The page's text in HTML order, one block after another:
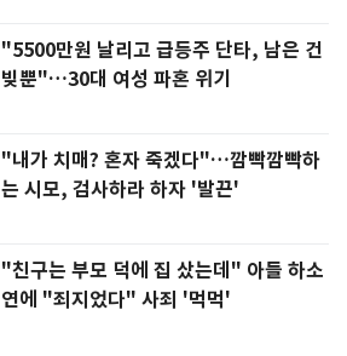
"5500만원 날리고 급등주 단타, 남은 건
빚뿐"…30대 여성 파혼 위기
"내가 치매? 혼자 죽겠다"…깜빡깜빡하
는 시모, 검사하라 하자 '발끈'
"친구는 부모 덕에 집 샀는데" 아들 하소
연에 "죄지었다" 사죄 '먹먹'